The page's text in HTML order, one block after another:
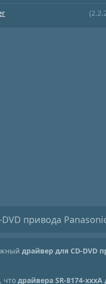
привода
драйвер для CD-DVD
что драйвера SR-8174-